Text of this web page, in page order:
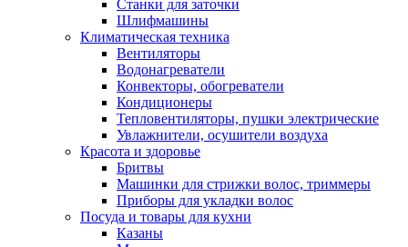
Станки для заточки
Шлифмашины
Климатическая техника
Вентиляторы
Водонагреватели
Конвекторы, обогреватели
Кондиционеры
Тепловентиляторы, пушки электрические
Увлажнители, осушители воздуха
Красота и здоровье
Бритвы
Машинки для стрижки волос, триммеры
Приборы для укладки волос
Посуда и товары для кухни
Казаны